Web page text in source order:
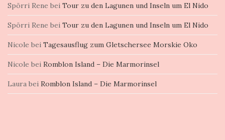
Spörri Rene bei Tour zu den Lagunen und Inseln um El Nido
Spörri Rene bei Tour zu den Lagunen und Inseln um El Nido
Nicole bei Tagesausflug zum Gletschersee Morskie Oko
Nicole bei Romblon Island – Die Marmorinsel
Laura bei Romblon Island – Die Marmorinsel